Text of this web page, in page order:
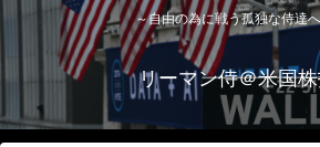
～自由の為に戦う孤独な侍達
リーマン侍＠米国